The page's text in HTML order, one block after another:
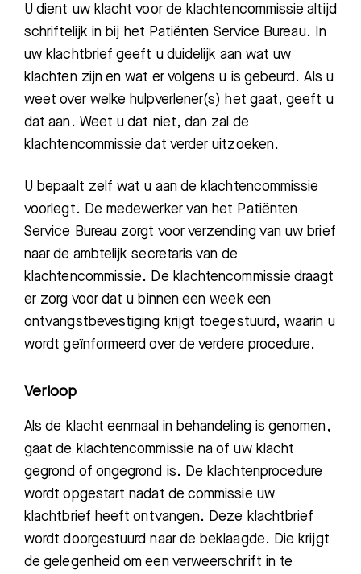
U dient uw klacht voor de klachtencommissie altijd
schriftelijk in bij het Patiënten Service Bureau. In
uw klachtbrief geeft u duidelijk aan wat uw
klachten zijn en wat er volgens u is gebeurd. Als u
weet over welke hulpverlener(s) het gaat, geeft u
dat aan. Weet u dat niet, dan zal de
klachtencommissie dat verder uitzoeken.
U bepaalt zelf wat u aan de klachtencommissie
voorlegt. De medewerker van het Patiënten
Service Bureau zorgt voor verzending van uw brief
naar de ambtelijk secretaris van de
klachtencommissie. De klachtencommissie draagt
er zorg voor dat u binnen een week een
ontvangstbevestiging krijgt toegestuurd, waarin u
wordt geïnformeerd over de verdere procedure.
Verloop
Als de klacht eenmaal in behandeling is genomen,
gaat de klachtencommissie na of uw klacht
gegrond of ongegrond is. De klachtenprocedure
wordt opgestart nadat de commissie uw
klachtbrief heeft ontvangen. Deze klachtbrief
wordt doorgestuurd naar de beklaagde. Die krijgt
de gelegenheid om een verweerschrift in te